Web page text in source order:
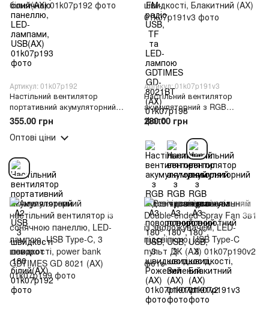
Артикул: 01k07p192
Настільний вентилятор
портативний акумуляторний
A2 USB 3 швидкості поворот
180 білий(AX)
355.00 грн
Оптові ціни
Артикул: 01k07p191v3
Настільний вентилятор
акумуляторний з RGB
підсвічуванням A3
поворотний 180°, USB, 3
швидкості, Блакитний (AX)
280.00 грн